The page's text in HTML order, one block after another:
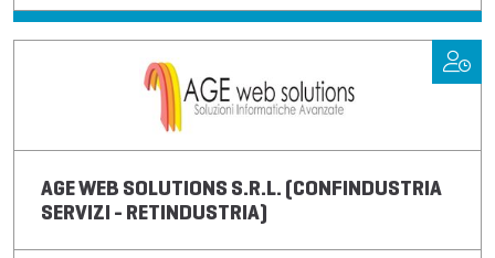
AGE WEB SOLUTIONS S.R.L. (CONFINDUSTRIA
SERVIZI - RETINDUSTRIA)